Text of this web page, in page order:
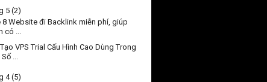
5 (2)
8 Website đi Backlink miễn phí, giúp
có ...
VPS Trial Cấu Hình Cao Dùng Trong
...
4 (5)